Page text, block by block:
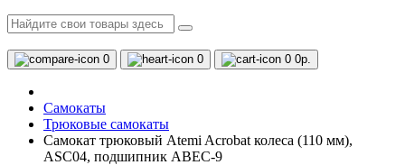
0 0 0 0р.
Самокаты
Трюковые самокаты
Самокат трюковый Atemi Acrobat колеса (110 мм),
ASC04, подшипник ABEC-9